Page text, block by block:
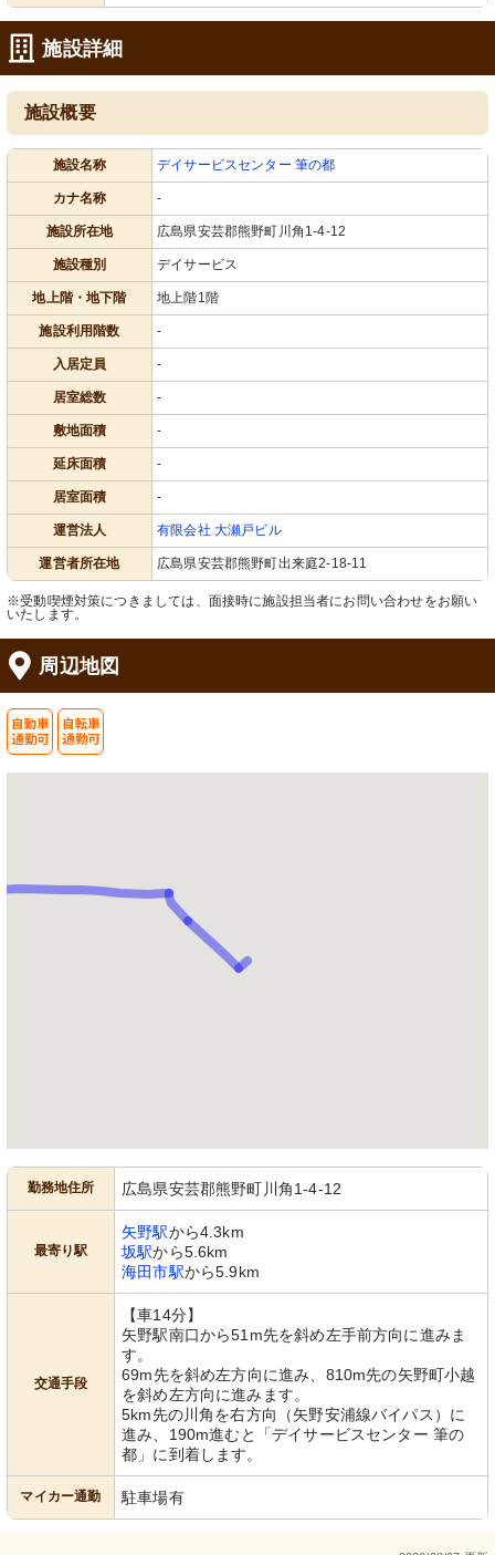
施設詳細
施設概要
施設名称 デイサービスセンター 筆の都
カナ名称 -
施設所在地 広島県安芸郡熊野町川角1-4-12
施設種別 デイサービス
地上階・地下階 地上階1階
施設利用階数 -
入居定員 -
居室総数 -
敷地面積 -
延床面積 -
居室面積 -
運営法人 有限会社 大瀬戸ビル
運営者所在地 広島県安芸郡熊野町出来庭2-18-11
※受動喫煙対策につきましては、面接時に施設担当者にお問い合わせをお願い
いたします。
周辺地図
勤務地住所 広島県安芸郡熊野町川角1-4-12
最寄り駅
矢野駅から4.3km
坂駅から5.6km
海田市駅から5.9km
交通手段
【車14分】
矢野駅南口から51m先を斜め左手前方向に進みま
す。
69m先を斜め左方向に進み、810m先の矢野町小越
を斜め左方向に進みます。
5km先の川角を右方向（矢野安浦線バイパス）に
進み、190m進むと「デイサービスセンター 筆の
都」に到着します。
マイカー通勤 駐車場有